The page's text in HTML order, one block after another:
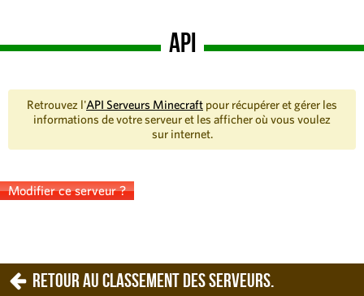
API
Retrouvez l'API Serveurs Minecraft pour récupérer et gérer les
informations de votre serveur et les afficher où vous voulez
sur internet.
Modifier ce serveur ?
Retour au classement des serveurs.